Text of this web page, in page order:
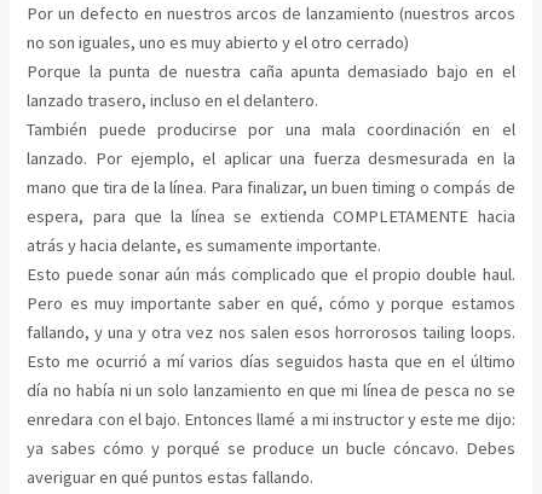
Por un defecto en nuestros arcos de lanzamiento (nuestros arcos
no son iguales, uno es muy abierto y el otro cerrado)
Porque la punta de nuestra caña apunta demasiado bajo en el
lanzado trasero, incluso en el delantero.
También puede producirse por una mala coordinación en el
lanzado. Por ejemplo, el aplicar una fuerza desmesurada en la
mano que tira de la línea. Para finalizar, un buen timing o compás de
espera, para que la línea se extienda COMPLETAMENTE hacia
atrás y hacia delante, es sumamente importante.
Esto puede sonar aún más complicado que el propio double haul.
Pero es muy importante saber en qué, cómo y porque estamos
fallando, y una y otra vez nos salen esos horrorosos tailing loops.
Esto me ocurrió a mí varios días seguidos hasta que en el último
día no había ni un solo lanzamiento en que mi línea de pesca no se
enredara con el bajo. Entonces llamé a mi instructor y este me dijo:
ya sabes cómo y porqué se produce un bucle cóncavo. Debes
averiguar en qué puntos estas fallando.